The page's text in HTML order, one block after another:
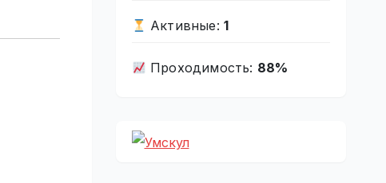
Активные: 1
Проходимость: 88%